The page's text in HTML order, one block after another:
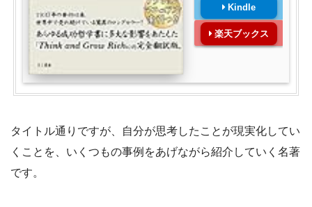
Kindle
楽天ブックス
タイトル通りですが、自分が思考したことが現実化してい
くことを、いくつもの事例をあげながら紹介していく名著
です。